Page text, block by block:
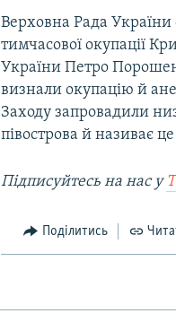
Верховна Рада України
тимчасової окупації
України Петро
визнали окупацію й
Заходу запровадили
півострова й називає
Підписуйтесь на наc у
Поділитись